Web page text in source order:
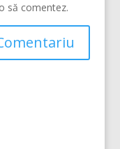
să comentez.